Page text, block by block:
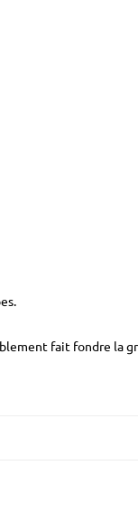
fait fondre la